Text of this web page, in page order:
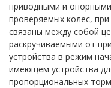
приводными и
проверяемых колес,
связаны между собой
раскручиваемыми от
устройства в режим
имеющем устройства
пропорциональных